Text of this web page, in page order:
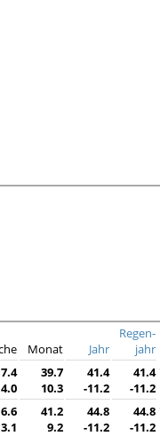
Monat Jahr
Regen-
jahr
39.7
10.3
41.4
-11.2
41.4
-11.2
41.2
9.2
44.8
-11.2
44.8
-11.2